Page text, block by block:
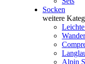
Socken
weitere
Alpin